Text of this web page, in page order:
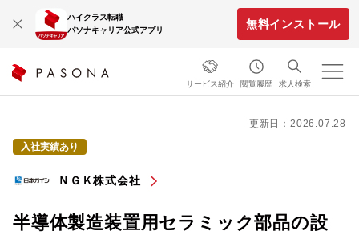
ハイクラス転職
パソナキャリア公式アプリ
無料インストール
サービス紹介 閲覧履歴 求人検索
更新日：2026.07.28
入社実績あり
ＮＧＫ株式会社
半導体製造装置用セラミック部品の設